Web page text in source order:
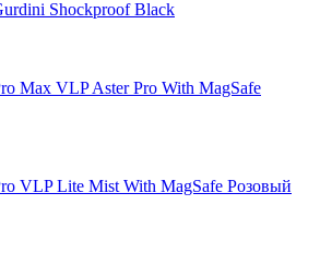
Shockproof Black
Max VLP Aster Pro With MagSafe
VLP Lite Mist With MagSafe Розовый